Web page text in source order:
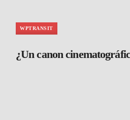
WPTRANSIT
¿Un canon